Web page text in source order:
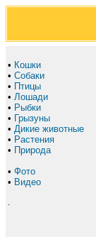
• Кошки
• Собаки
• Птицы
• Лошади
• Рыбки
• Грызуны
• Дикие животные
• Растения
• Природа
• Фото
• Видео